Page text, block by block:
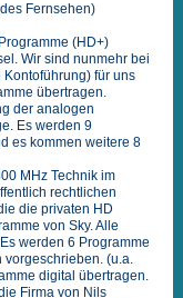
Fernsehen)
(HD+)
Wir sind nunmehr bei
für uns
übertragen.
der analogen
Es werden 9
es kommen weitere 8
MHz Technik im
rechtlichen
die privaten HD
von Sky. Alle
werden 6 Programme
(u.a.
digital übertragen.
Firma von Nils